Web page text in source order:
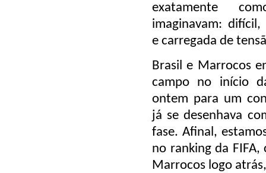
exatamente
imaginavam: difícil,
e carregada de
Brasil e Marrocos
campo no início
ontem para um
já se desenhava
fase. Afinal,
no ranking da
Marrocos logo